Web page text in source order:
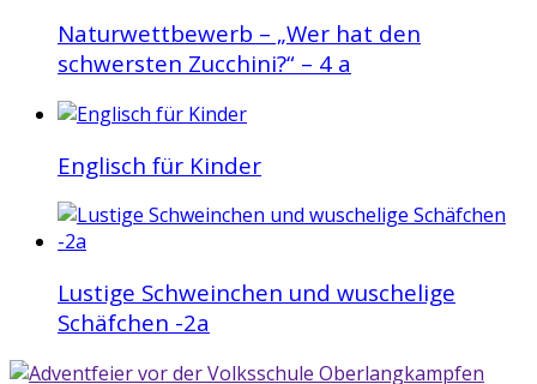
Naturwettbewerb – „Wer hat den
schwersten Zucchini?“ – 4 a
Englisch für Kinder
Lustige Schweinchen und wuschelige
Schäfchen -2a